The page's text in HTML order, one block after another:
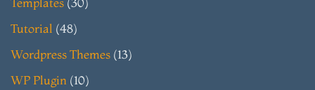
Tutorial (48)
Wordpress Themes (13)
WP Plugin (10)